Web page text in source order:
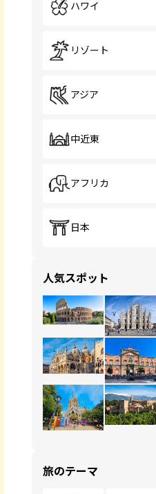
ハワイ
リゾート
アジア
中近東
アフリカ
日本
人気スポット
旅のテーマ